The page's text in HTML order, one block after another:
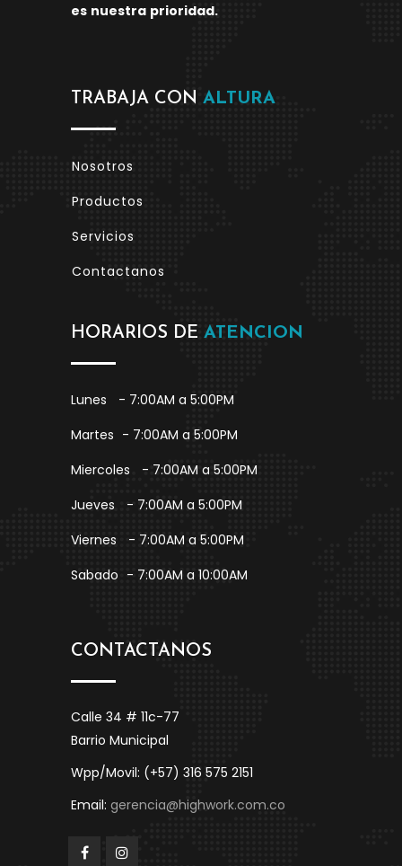
es nuestra prioridad.
TRABAJA CON ALTURA
Nosotros
Productos
Servicios
Contactanos
HORARIOS DE ATENCION
Lunes
- 7:00AM a 5:00PM
Martes - 7:00AM a 5:00PM
Miercoles
- 7:00AM a 5:00PM
Jueves
- 7:00AM a 5:00PM
Viernes
- 7:00AM a 5:00PM
Sabado - 7:00AM a 10:00AM
CONTACTANOS
Calle 34 # 11c-77
Barrio Municipal
Wpp/Movil: (+57) 316 575 2151
Email: gerencia@highwork.com.co